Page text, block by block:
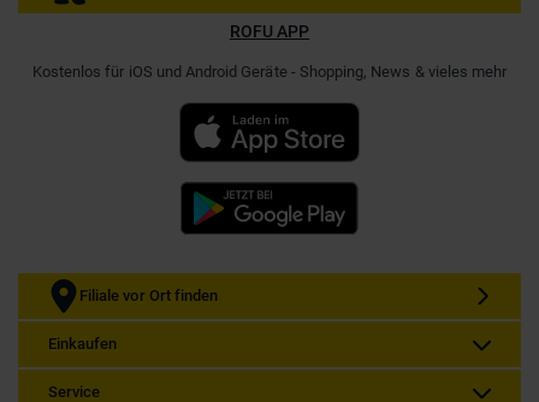
ROFU APP
Kostenlos für iOS und Android Geräte - Shopping, News & vieles mehr
Filiale vor Ort finden
Einkaufen
Service